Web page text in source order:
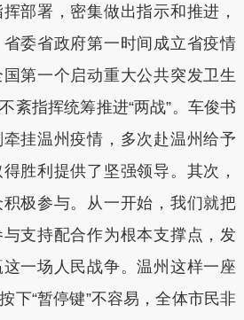
部署，密集做出指示和推进，
委省政府第一时间成立省疫情
第一个启动重大公共突发卫生
紊指挥统筹推进“两战”。车俊书
挂温州疫情，多次赴温州给予
胜利提供了坚强领导。其次，
极参与。从一开始，我们就把
支持配合作为根本支撑点，发
一场人民战争。温州这样一座
下“暂停键”不容易，全体市民非